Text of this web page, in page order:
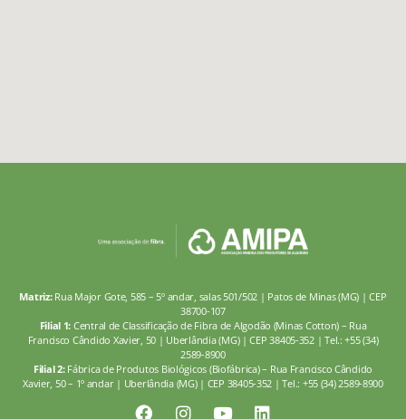
Matriz:Rua Major Gote, 585 – 5º andar, salas 501/502 | Patos de Minas (MG) | CEP
38700-107
Filial 1: Central de Classificação de Fibra de Algodão (Minas Cotton) – Rua
Francisco Cândido Xavier, 50 | Uberlândia (MG) | CEP 38405-352 | Tel.: +55 (34)
2589-8900
Filial 2:Fábrica de Produtos Biológicos (Biofábrica) – Rua Francisco Cândido
Xavier, 50 – 1º andar | Uberlândia (MG) | CEP 38405-352 | Tel.: +55 (34) 2589-8900